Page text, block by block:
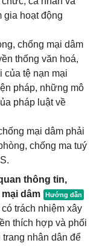
gia hoạt động
chống mại dâm
thống văn hoá,
của tệ nạn mại
pháp, những mô
pháp luật về
mại dâm phải
chống ma tuý
thông tin,
dâm
trách nhiệm xây
thích hợp và phối
nhân dân để